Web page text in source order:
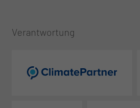
Verantwortung